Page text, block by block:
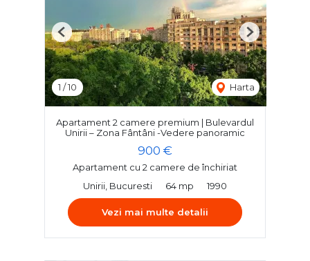
1 /10 Harta
Previous Next
Apartament 2 camere premium | Bulevardul
Unirii – Zona Fântâni -Vedere panoramic
900 €
Apartament cu 2 camere de închiriat
Unirii, Bucuresti
64 mp 1990
Vezi mai multe detalii